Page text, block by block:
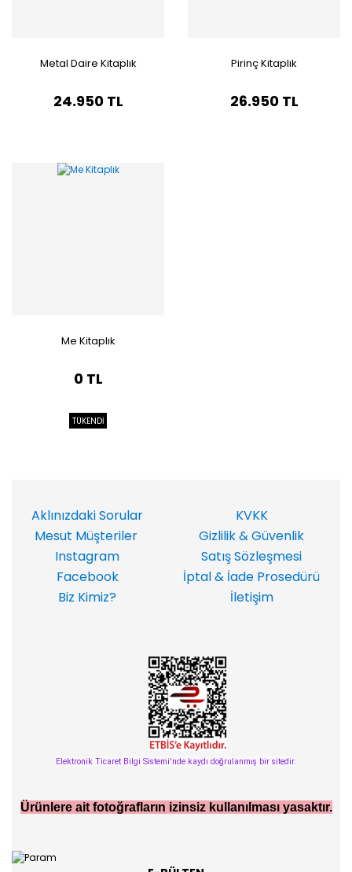
Metal Daire Kitaplık
24.950 TL
Pirinç Kitaplık
26.950 TL
Me Kitaplık
0 TL
TÜKENDİ
Aklınızdaki Sorular
KVKK
Mesut Müşteriler
Gizlilik & Güvenlik
Instagram
Satış Sözleşmesi
Facebook
İptal & İade Prosedürü
Biz Kimiz?
İletişim
Elektronik Ticaret Bilgi Sistemi'nde kaydı doğrulanmış bir sitedir.
Ürünlere ait fotoğrafların izinsiz kullanılması yasaktır.